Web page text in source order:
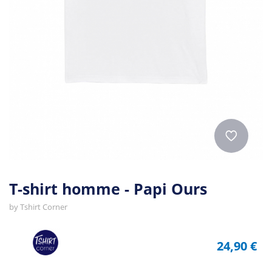
T-shirt homme - Papi Ours
byTshirt Corner
24,90 €